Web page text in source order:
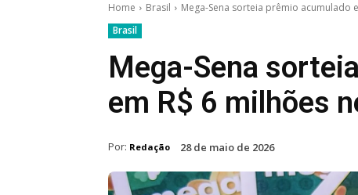
Home Brasil
Mega-Sena sorteia prêmio acumulado
Brasil
Mega-Sena
em R$ 6 milhões
Por: Redação 28 de maio de 2026